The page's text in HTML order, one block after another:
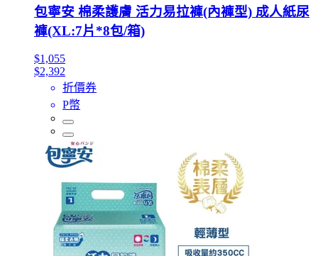
包寧安 棉柔護膚 活力易拉褲(內褲型) 成人紙尿
褲(XL:7片*8包/箱)
$1,055
$2,392
折價券
P幣